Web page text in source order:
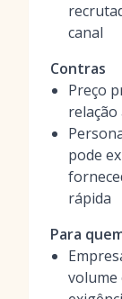
canal
Contras
Preço
relação
pode
rápida
Para
volume